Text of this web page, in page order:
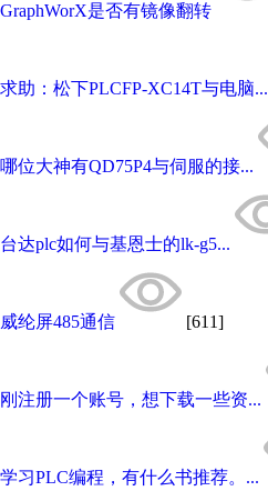
GraphWorX是否有镜像翻转
求助：松下PLCFP-XC14T与电脑...
哪位大神有QD75P4与伺服的接...
台达plc如何与基恩士的lk-g5...
威纶屏485通信 [611]
刚注册一个账号，想下载一些资...
学习PLC编程，有什么书推荐。...